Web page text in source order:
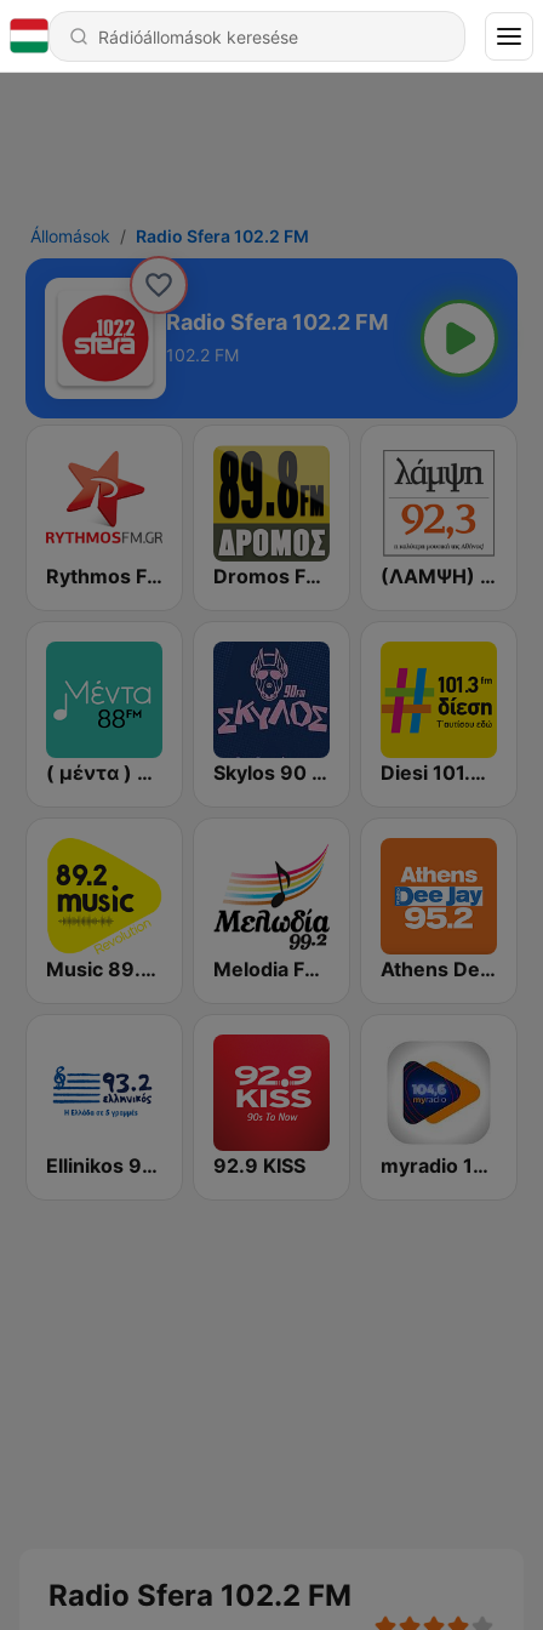
Állomások Radio Sfera 102.2 FM
Radio Sfera 102.2 FM
102.2 FM
Rythmos FM - Ρυθμος 94.9 Dromos FM - ΔΡΟΜΟΣ 89.8 (ΛΑΜΨΗ) Lampsi 92.3 FM
( μέντα ) Menta 88 FM Skylos 90 FM Diesi 101.3 FM
Music 89.2 FM Melodia FM (Μελωδία 99.2) Athens Deejay FM
Ellinikos 93.2 FM 92.9 KISS myradio 104.6 FM
Radio Sfera 102.2 FM